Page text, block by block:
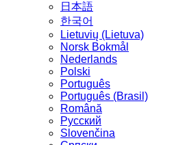
日本語
한국어
Lietuvių (Lietuva)
‪Norsk Bokmål‬
Nederlands
Polski
Português
Português (Brasil)
Română
Русский
Slovenčina